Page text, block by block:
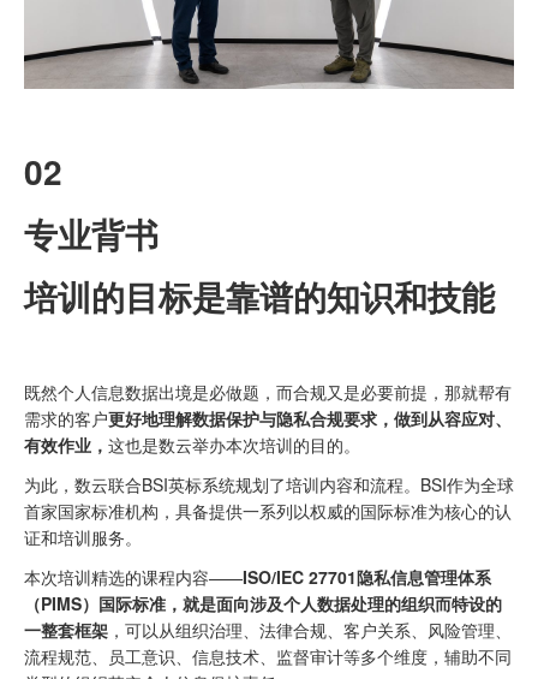
02
专业背书
培训的目标是靠谱的知识和技能
既然个人信息数据出境是必做题，而合规又是必要前提，那就帮有
需求的客户更好地理解数据保护与隐私合规要求，做到从容应对、
有效作业， 这也是数云举办本次培训的目的。
为此，数云联合BSI英标系统规划了培训内容和流程。BSI作为全球
首家国家标准机构，具备提供一系列以权威的国际标准为核心的认
证和培训服务。
本次培训精选的课程内容——ISO/IEC 27701隐私信息管理体系
（PIMS）国际标准，就是面向涉及个人数据处理的组织而特设的
一整套框架 ，可以从组织治理、法律合规、客户关系、风险管理、
流程规范、员工意识、信息技术、监督审计等多个维度，辅助不同